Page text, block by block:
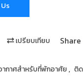
เปรียบเทียบ Share
ากาศสำหรับที่พักอาศัย , ติ